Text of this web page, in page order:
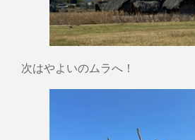
次はやよいのムラへ！